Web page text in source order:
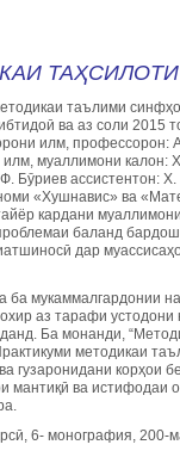
таълими
ва аз соли 2015
илм,
муаллимони
Бӯриев ассистентон:
«Хушнавис» ва
кардани
баланд
дар
мукаммалгардонии
аз тарафи
Ба монанди,
методикаи
гузаронидани корҳои
ва истифодаи
6- монография, 200-